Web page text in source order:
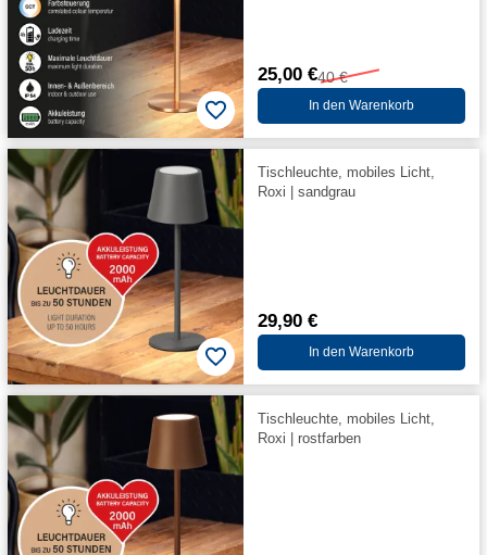
25,00 €40 €
In den Warenkorb
Tischleuchte, mobiles Licht,
Roxi | sandgrau
29,90 €
In den Warenkorb
Tischleuchte, mobiles Licht,
Roxi | rostfarben